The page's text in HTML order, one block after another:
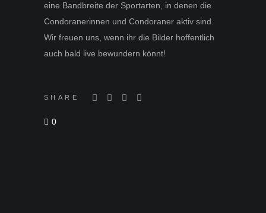
eine Bandbreite der Sportarten, in denen die
Condoranerinnen und Condoraner aktiv sind.
Wir freuen uns, wenn ihr die Bilder hoffentlich
auch bald live bewundern könnt!
SHARE
0